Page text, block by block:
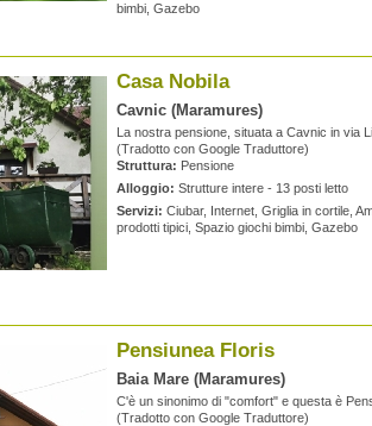
bimbi, Gazebo
Casa Nobila
Cavnic (Maramures)
La nostra pensione, situata a Cavnic in via
(Tradotto con Google Traduttore)
Struttura: Pensione
Alloggio: Strutture intere - 13 posti letto
Servizi: Ciubar, Internet, Griglia in cortile,
prodotti tipici, Spazio giochi bimbi, Gazebo
Pensiunea Floris
Baia Mare (Maramures)
C'è un sinonimo di "comfort" e questa è
(Tradotto con Google Traduttore)